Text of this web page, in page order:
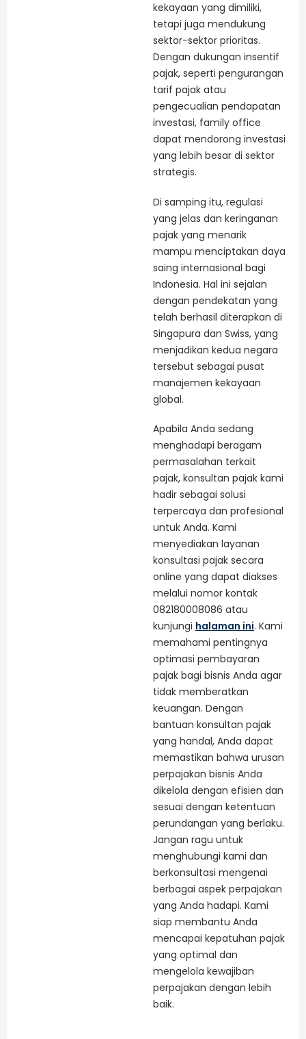
kekayaan yang dimiliki,
tetapi juga mendukung
sektor-sektor prioritas.
Dengan dukungan insentif
pajak, seperti pengurangan
tarif pajak atau
pengecualian pendapatan
investasi, family office
dapat mendorong investasi
yang lebih besar di sektor
strategis.
Di samping itu, regulasi
yang jelas dan keringanan
pajak yang menarik
mampu menciptakan daya
saing internasional bagi
Indonesia. Hal ini sejalan
dengan pendekatan yang
telah berhasil diterapkan di
Singapura dan Swiss, yang
menjadikan kedua negara
tersebut sebagai pusat
manajemen kekayaan
global.
Apabila Anda sedang
menghadapi beragam
permasalahan terkait
pajak, konsultan pajak kami
hadir sebagai solusi
terpercaya dan profesional
untuk Anda. Kami
menyediakan layanan
konsultasi pajak secara
online yang dapat diakses
melalui nomor kontak
082180008086 atau
kunjungi halaman ini. Kami
memahami pentingnya
optimasi pembayaran
pajak bagi bisnis Anda agar
tidak memberatkan
keuangan. Dengan
bantuan konsultan pajak
yang handal, Anda dapat
memastikan bahwa urusan
perpajakan bisnis Anda
dikelola dengan efisien dan
sesuai dengan ketentuan
perundangan yang berlaku.
Jangan ragu untuk
menghubungi kami dan
berkonsultasi mengenai
berbagai aspek perpajakan
yang Anda hadapi. Kami
siap membantu Anda
mencapai kepatuhan pajak
yang optimal dan
mengelola kewajiban
perpajakan dengan lebih
baik.